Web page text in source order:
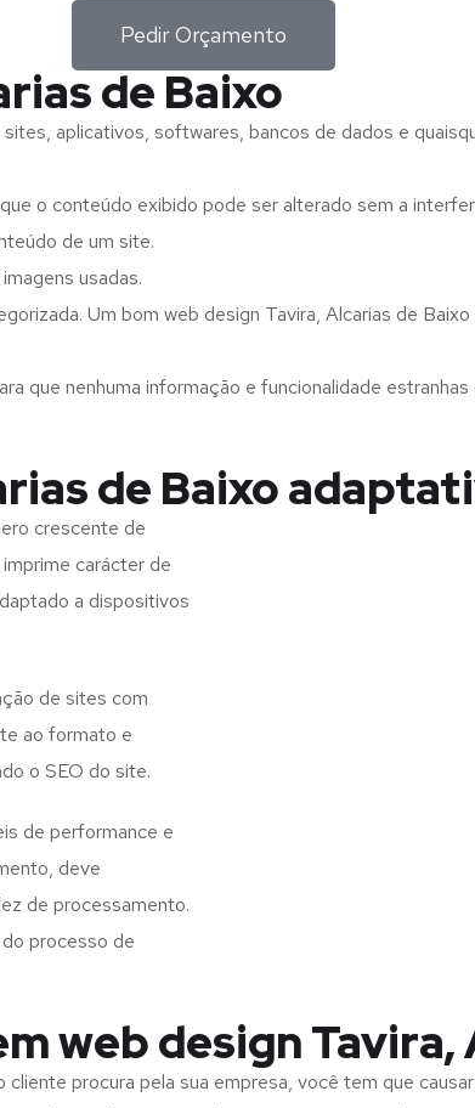
Pedir Orçamento
de Baixo
aplicativos, softwares, bancos de dados e
o conteúdo exibido pode ser alterado sem a
de um site.
usadas.
Um bom web design Tavira, Alcarias de
que nenhuma informação e funcionalidade
de Baixo
crescente de
carácter de
a dispositivos
de sites com
ao formato e
o SEO do site.
de performance e
deve
de processamento.
processo de
web design Tavira,
procura pela sua empresa, você tem que